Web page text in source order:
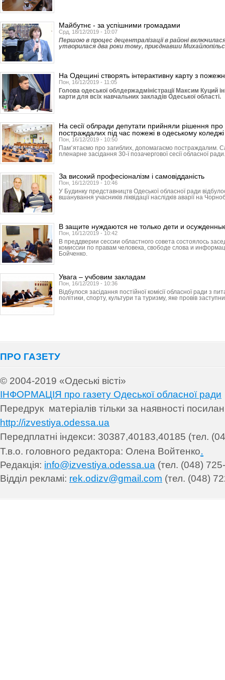
Майбутнє - за успішними громадами
Срд, 18/12/2019 - 10:07
Першою в процес децентралізації в районі
утворилася два роки тому, приєднавши
На Одещині створять інтерактивну карту з
Пон, 16/12/2019 - 11:05
Голова одеської облдержадміністрації Максим Куций
карти для всіх навчальних закладів Одеської області.
На сесії облради депутати прийняли рішення про
постраждалих під час пожежі в одеському коледжі
Пон, 16/12/2019 - 10:50
Пам՚ятаємо про загиблих, допомагаємо постраждалим.
пленарне засідання 30-ї позачергової сесії обласної ради.
За високий професіоналізм і самовідданість
Пон, 16/12/2019 - 10:46
У Будинку представництв Одеської обласної ради
вшанування учасників ліквідації наслідків аварії на
В защите нуждаются не только дети и
Пон, 16/12/2019 - 10:42
В преддверии сессии областного совета состоялось
комиссии по правам человека, свободе слова и
Бойченко.
Увага – учбовим закладам
Пон, 16/12/2019 - 10:36
Відбулося засідання постійної комісії обласної ради з
політики, спорту, культури та туризму, яке провів
ПРО ГАЗЕТУ
© 2004-2019 «Одеські вісті»
ІНФОРМАЦІЯ про газету Одеської обласної ради
Передрук матеріалів тільки за наявності
http://izvestiya.odessa.ua
Передплатні індекси: 30387,40183,40185 (тел.
Т.в.о. головного редактора: Олена Войтенко.
Редакція: info@izvestiya.odessa.ua (тел. (048)
Відділ рекламі: rek.odizv@gmail.com (тел. (048)